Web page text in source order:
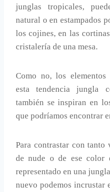
junglas tropicales,
natural o en estampados
los cojines, en las
cristalería de una mesa.
Como no, los elementos
esta tendencia jungla
también se inspiran en
que podríamos encontrar
Para contrastar con tanto
de nude o de ese color
representado en una
nuevo podemos incrustar